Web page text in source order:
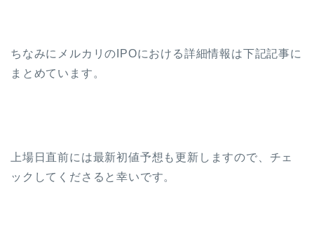
ちなみにメルカリのIPOにおける詳細情報は下記記事に
まとめています。
上場日直前には最新初値予想も更新しますので、チェ
ックしてくださると幸いです。